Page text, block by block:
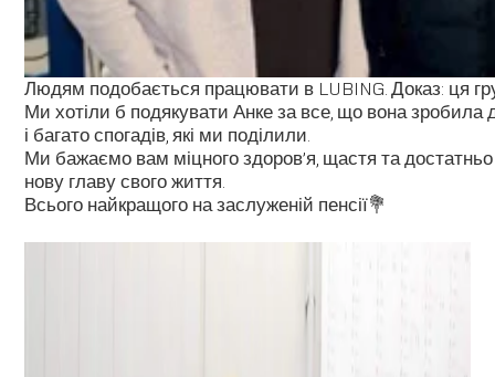
Людям подобається працювати в LUBING. Доказ: ця
Ми хотіли б подякувати Анке за все, що вона зробила
і багато спогадів, які ми поділили.
Ми бажаємо вам міцного здоров’я, щастя та
нову главу свого життя.
Всього найкращого на заслуженій пенсії💐